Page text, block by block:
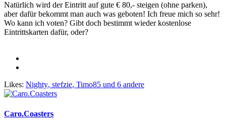
Natürlich wird der Eintritt auf gute € 80,- steigen (ohne parken),
aber dafür bekommt man auch was geboten! Ich freue mich so sehr!
Wo kann ich voten? Gibt doch bestimmt wieder kostenlose
Eintrittskarten dafür, oder?
Likes: Nighty, stefzie, Timo85 und 6 andere
Caro.Coasters